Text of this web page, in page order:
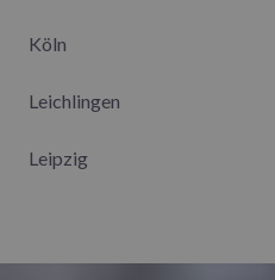
Köln
Leichlingen
Leipzig